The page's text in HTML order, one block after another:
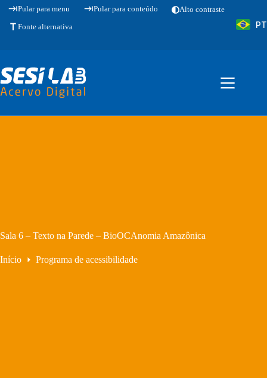
PularPular para menu Pular para conteúdo
Alto contraste
Fonte alternativa
PT
Sala 6 – Texto na Parede – BioOCAnomia Amazônica
Início Programa de acessibilidade